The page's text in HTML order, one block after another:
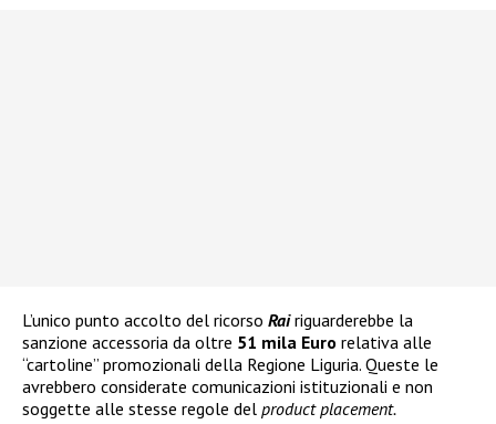
L’unico punto accolto del ricorso Rairiguarderebbe la
sanzione accessoria da oltre 51 mila Euro relativa alle
“cartoline” promozionali della Regione Liguria. Queste le
avrebbero considerate comunicazioni istituzionali e non
soggette alle stesse regole del product placement.